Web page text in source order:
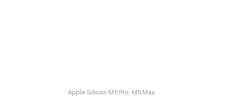
Apple Silicon M5 Pro, M5 Max